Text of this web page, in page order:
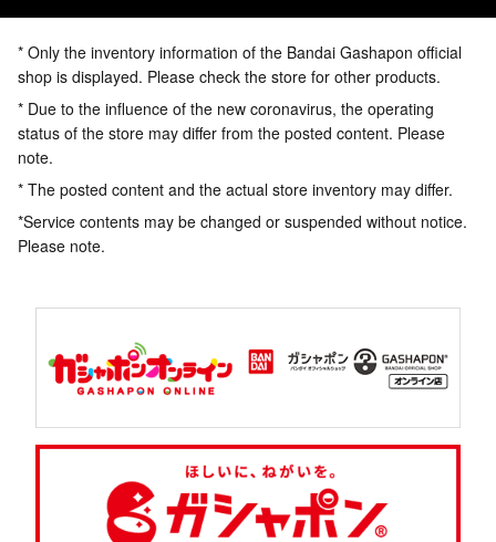
* Only the inventory information of the Bandai Gashapon official
shop is displayed. Please check the store for other products.
* Due to the influence of the new coronavirus, the operating
status of the store may differ from the posted content. Please
note.
* The posted content and the actual store inventory may differ.
*Service contents may be changed or suspended without notice.
Please note.